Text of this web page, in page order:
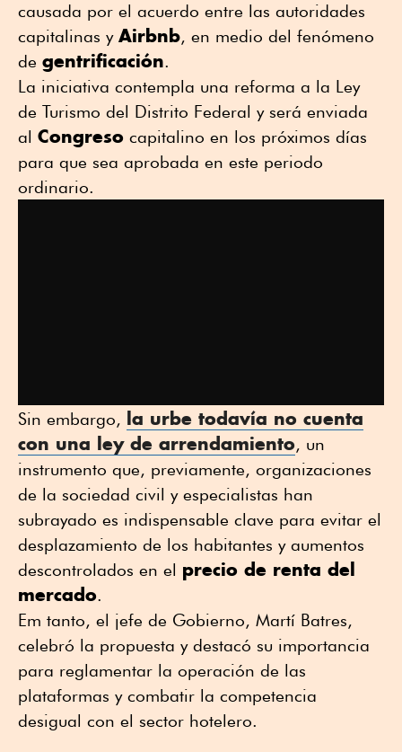
causada por el acuerdo entre las autoridades
capitalinas y Airbnb, en medio del fenómeno
de gentrificación.
La iniciativa contempla una reforma a la Ley
de Turismo del Distrito Federal y será enviada
al Congreso capitalino en los próximos días
para que sea aprobada en este periodo
ordinario.
Sin embargo, la urbe todavía no cuenta
con una ley de arrendamiento, un
instrumento que, previamente, organizaciones
de la sociedad civil y especialistas han
subrayado es indispensable clave para evitar el
desplazamiento de los habitantes y aumentos
descontrolados en el precio de renta del
mercado.
Em tanto, el jefe de Gobierno, Martí Batres,
celebró la propuesta y destacó su importancia
para reglamentar la operación de las
plataformas y combatir la competencia
desigual con el sector hotelero.